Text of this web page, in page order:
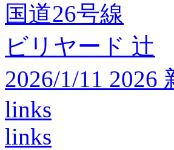
国道26号線
ビリヤード 辻
2026/1/11
links
links